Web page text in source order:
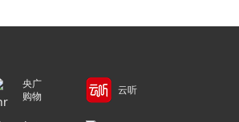
央广
购物
云听